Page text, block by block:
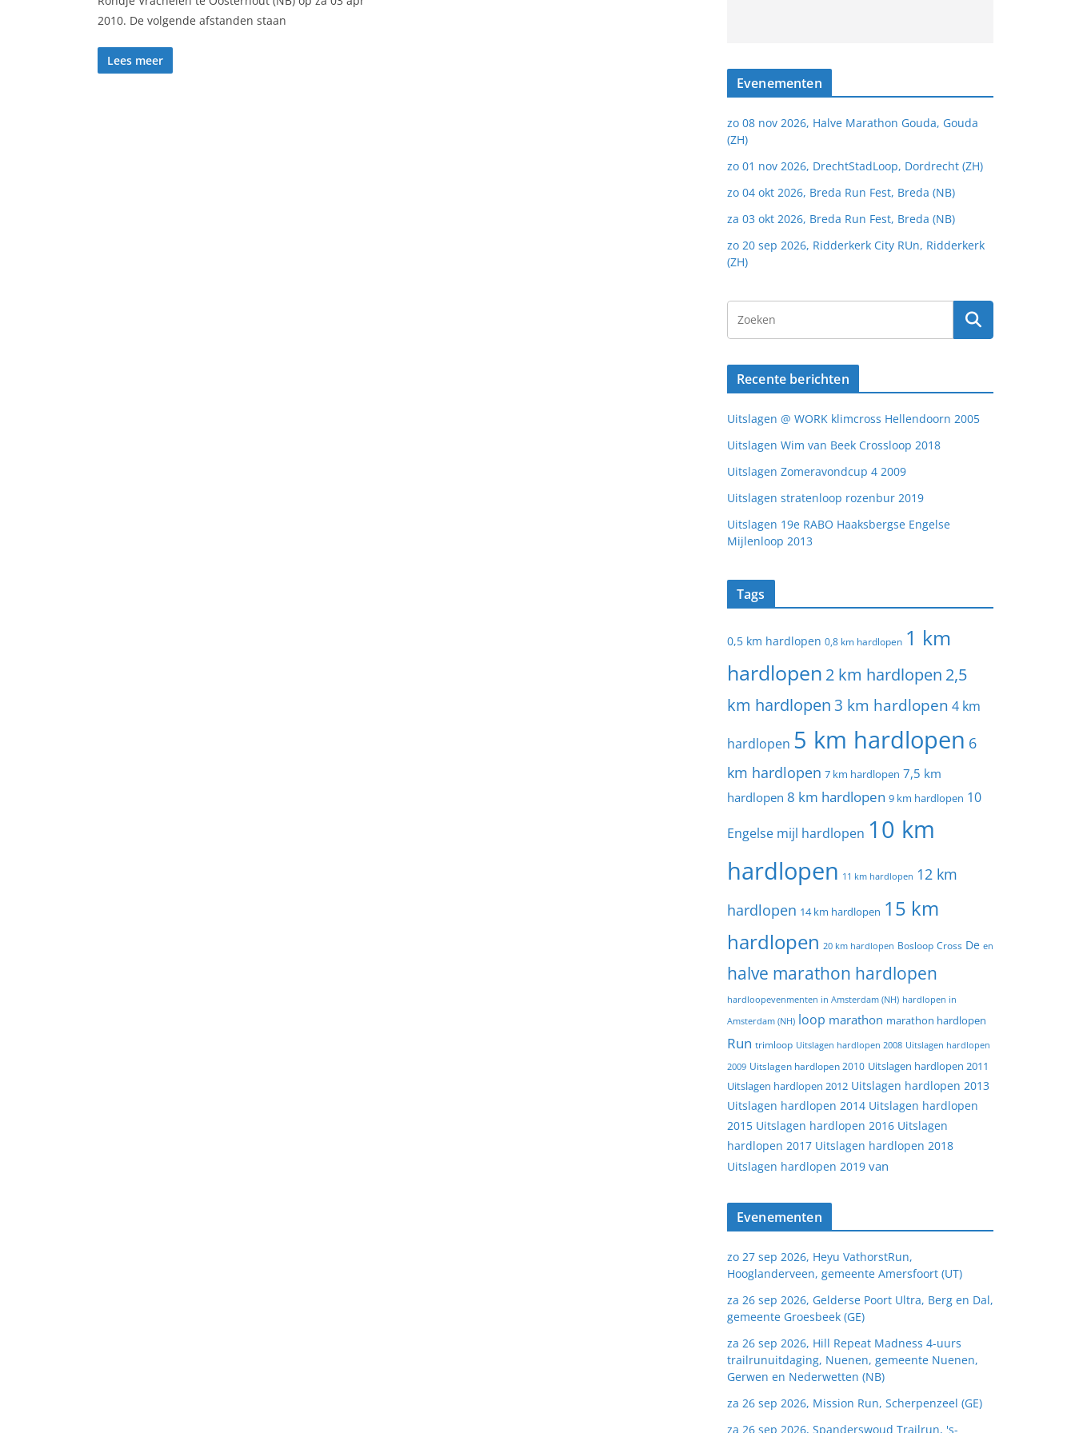
2010. De volgende afstanden staan
Lees meer
Evenementen
zo 08 nov 2026, Halve Marathon Gouda, Gouda
(ZH)
zo 01 nov 2026, DrechtStadLoop, Dordrecht (ZH)
zo 04 okt 2026, Breda Run Fest, Breda (NB)
za 03 okt 2026, Breda Run Fest, Breda (NB)
zo 20 sep 2026, Ridderkerk City RUn, Ridderkerk
(ZH)
Recente berichten
Uitslagen @ WORK klimcross Hellendoorn 2005
Uitslagen Wim van Beek Crossloop 2018
Uitslagen Zomeravondcup 4 2009
Uitslagen stratenloop rozenbur 2019
Uitslagen 19e RABO Haaksbergse Engelse
Mijlenloop 2013
Tags
0,5 km hardlopen 0,8 km hardlopen 1 km
hardlopen 2 km hardlopen 2,5
km hardlopen 3 km hardlopen 4 km
hardlopen 5 km hardlopen 6
km hardlopen 7 km hardlopen 7,5 km
hardlopen 8 km hardlopen 9 km hardlopen 10
Engelse mijl hardlopen 10 km
hardlopen 11 km hardlopen 12 km
hardlopen 14 km hardlopen 15 km
hardlopen 20 km hardlopen Bosloop Cross De en
halve marathon hardlopen
hardloopevenmenten in Amsterdam (NH) hardlopen in
Amsterdam (NH) loop marathon marathon hardlopen
Run trimloop Uitslagen hardlopen 2008 Uitslagen hardlopen
2009 Uitslagen hardlopen 2010 Uitslagen hardlopen 2011
Uitslagen hardlopen 2012 Uitslagen hardlopen 2013
Uitslagen hardlopen 2014 Uitslagen hardlopen
2015 Uitslagen hardlopen 2016 Uitslagen
hardlopen 2017 Uitslagen hardlopen 2018
Uitslagen hardlopen 2019 van
Evenementen
zo 27 sep 2026, Heyu VathorstRun,
Hooglanderveen, gemeente Amersfoort (UT)
za 26 sep 2026, Gelderse Poort Ultra, Berg en Dal,
gemeente Groesbeek (GE)
za 26 sep 2026, Hill Repeat Madness 4-uurs
trailrunuitdaging, Nuenen, gemeente Nuenen,
Gerwen en Nederwetten (NB)
za 26 sep 2026, Mission Run, Scherpenzeel (GE)
za 26 sep 2026, Spanderswoud Trailrun, 's-